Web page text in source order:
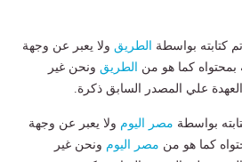
كتابته بواسطة الطريق ولا يعبر عن وجهة
بمحتواه كما هو من الطريق ونحن غير
علي المصدر السابق ذكرة.
بواسطة مصر اليوم ولا يعبر عن وجهة
كما هو من مصر اليوم ونحن غير